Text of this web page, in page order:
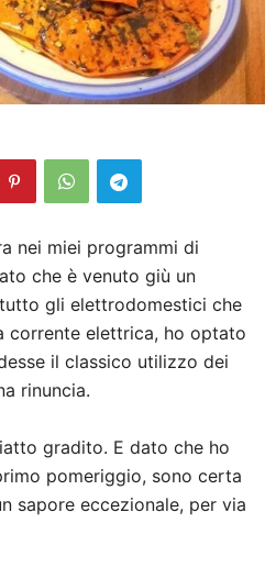
nei miei programmi di
che è venuto giù un
gli elettrodomestici che
corrente elettrica, ho optato
il classico utilizzo dei
rinuncia.
gradito. E dato che ho
pomeriggio, sono certa
sapore eccezionale, per via